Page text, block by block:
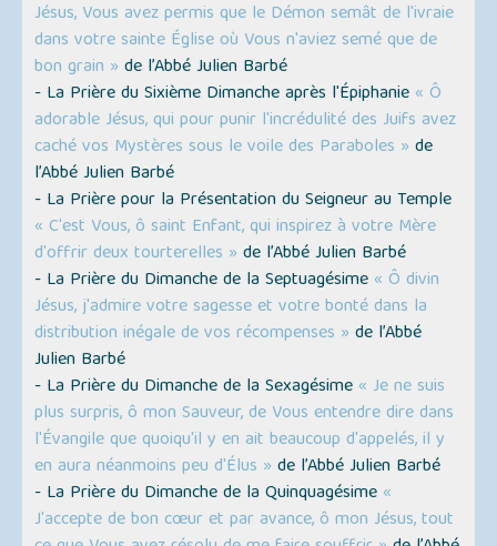
Jésus, Vous avez permis que le Démon semât de l'ivraie
dans votre sainte Église où Vous n'aviez semé que de
bon grain » de l’Abbé Julien Barbé
- La Prière du Sixième Dimanche après l'Épiphanie « Ô
adorable Jésus, qui pour punir l'incrédulité des Juifs avez
caché vos Mystères sous le voile des Paraboles » de
l’Abbé Julien Barbé
- La Prière pour la Présentation du Seigneur au Temple
« C'est Vous, ô saint Enfant, qui inspirez à votre Mère
d'offrir deux tourterelles » de l’Abbé Julien Barbé
- La Prière du Dimanche de la Septuagésime « Ô divin
Jésus, j'admire votre sagesse et votre bonté dans la
distribution inégale de vos récompenses » de l’Abbé
Julien Barbé
- La Prière du Dimanche de la Sexagésime « Je ne suis
plus surpris, ô mon Sauveur, de Vous entendre dire dans
l'Évangile que quoiqu'il y en ait beaucoup d'appelés, il y
en aura néanmoins peu d'Élus » de l’Abbé Julien Barbé
- La Prière du Dimanche de la Quinquagésime «
J'accepte de bon cœur et par avance, ô mon Jésus, tout